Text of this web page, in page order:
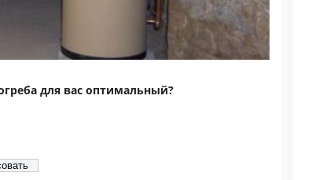
для вас оптимальный?